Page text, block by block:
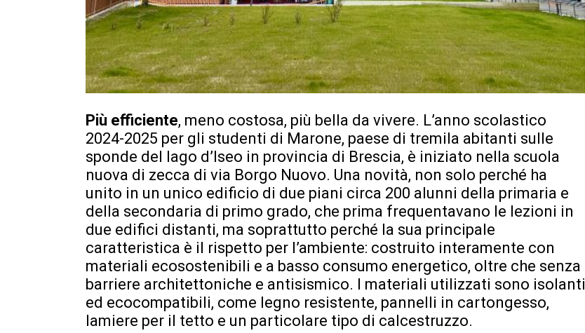
Più efficiente, meno costosa, più bella da vivere. L’anno scolastico
2024-2025 per gli studenti di Marone, paese di tremila abitanti sulle
sponde del lago d’Iseo in provincia di Brescia, è iniziato nella scuola
nuova di zecca di via Borgo Nuovo. Una novità, non solo perché ha
unito in un unico edificio di due piani circa 200 alunni della primaria e
della secondaria di primo grado, che prima frequentavano le lezioni in
due edifici distanti, ma soprattutto perché la sua principale
caratteristica è il rispetto per l’ambiente: costruito interamente con
materiali ecosostenibili e a basso consumo energetico, oltre che senza
barriere architettoniche e antisismico. I materiali utilizzati sono isolanti
ed ecocompatibili, come legno resistente, pannelli in cartongesso,
lamiere per il tetto e un particolare tipo di calcestruzzo.